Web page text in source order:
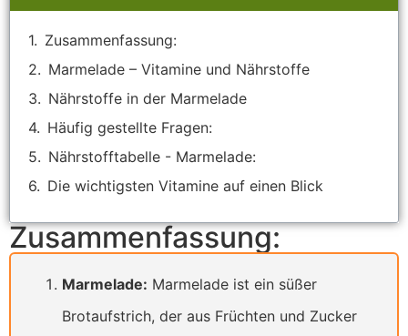
Zusammenfassung:
Marmelade – Vitamine und Nährstoffe
Nährstoffe in der Marmelade
Häufig gestellte Fragen:
Nährstofftabelle - Marmelade:
Die wichtigsten Vitamine auf einen Blick
Zusammenfassung:
Marmelade: Marmelade ist ein süßer
Brotaufstrich, der aus Früchten und Zucker